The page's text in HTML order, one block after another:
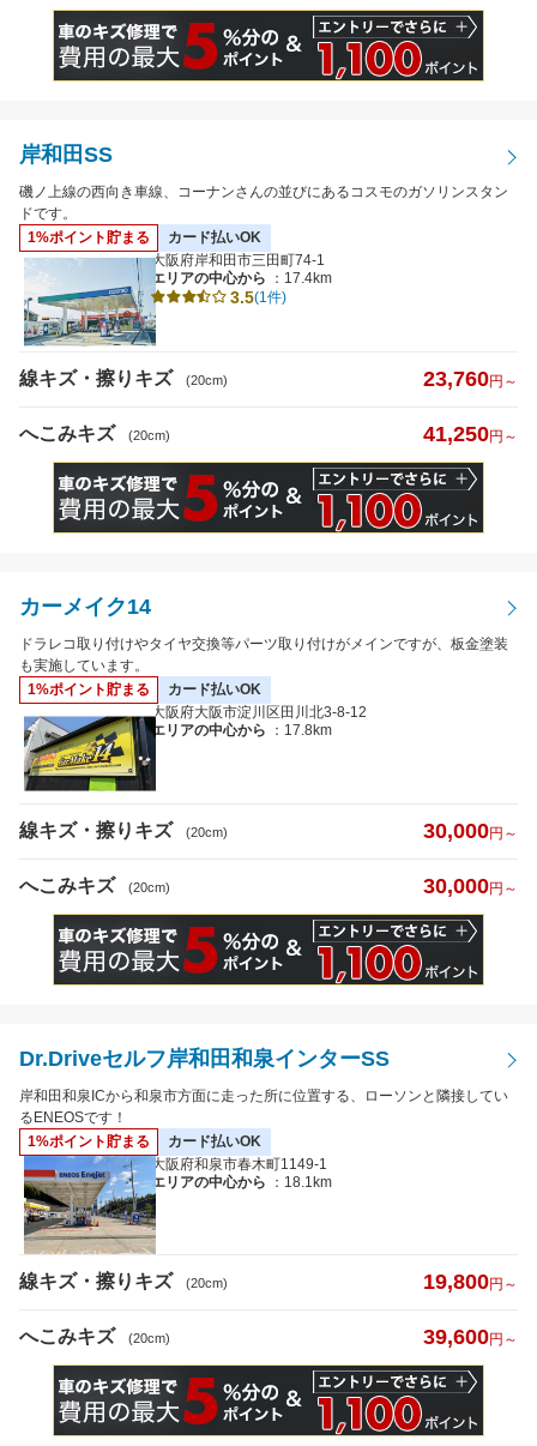
輸入車対応
最短即日仕上がり
閉じる 検索
岸和田SS
磯ノ上線の西向き車線、コーナンさんの並びにあるコスモのガソリンスタン
ドです。
1%ポイント貯まる
カード払いOK
大阪府岸和田市三田町74-1
エリアの中心から
：17.4km
3.5(1件)
線キズ・擦りキズ (20cm) 23,760円～
へこみキズ (20cm) 41,250円～
カーメイク14
ドラレコ取り付けやタイヤ交換等パーツ取り付けがメインですが、板金塗装
も実施しています。
1%ポイント貯まる
カード払いOK
大阪府大阪市淀川区田川北3-8-12
エリアの中心から
：17.8km
線キズ・擦りキズ (20cm) 30,000円～
へこみキズ (20cm) 30,000円～
Dr.Driveセルフ岸和田和泉インターSS
岸和田和泉ICから和泉市方面に走った所に位置する、ローソンと隣接してい
るENEOSです！
1%ポイント貯まる
カード払いOK
大阪府和泉市春木町1149-1
エリアの中心から
：18.1km
線キズ・擦りキズ (20cm) 19,800円～
へこみキズ (20cm) 39,600円～